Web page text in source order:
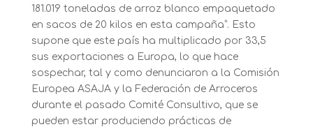
181.019 toneladas de arroz blanco empaquetado
en sacos de 20 kilos en esta campaña”. Esto
supone que este país ha multiplicado por 33,5
sus exportaciones a Europa, lo que hace
sospechar, tal y como denunciaron a la Comisión
Europea ASAJA y la Federación de Arroceros
durante el pasado Comité Consultivo, que se
pueden estar produciendo prácticas de